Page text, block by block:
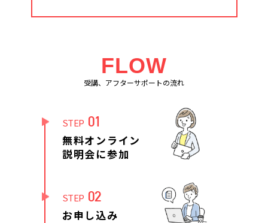
FLOW
受講、アフターサポートの流れ
STEP 01
無料オンライン
説明会に参加
STEP 02
お申し込み